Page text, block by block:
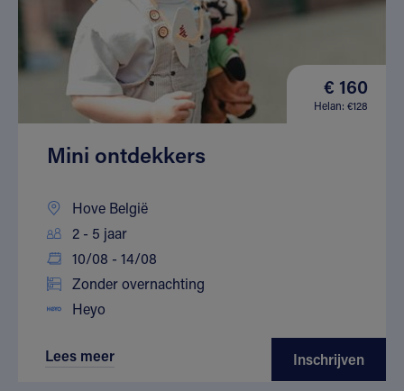
€ 160
Helan: €128
Mini ontdekkers
Hove België
2 - 5 jaar
10/08 - 14/08
Zonder overnachting
Heyo
Lees meer Inschrijven